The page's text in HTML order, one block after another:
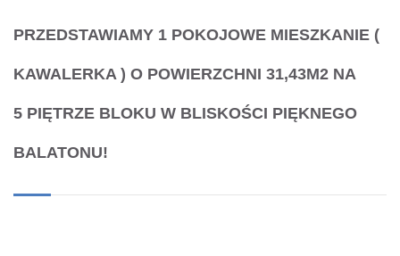
PRZEDSTAWIAMY 1 POKOJOWE MIESZKANIE (
KAWALERKA ) O POWIERZCHNI 31,43M2 NA
5 PIĘTRZE BLOKU W BLISKOŚCI PIĘKNEGO
BALATONU!